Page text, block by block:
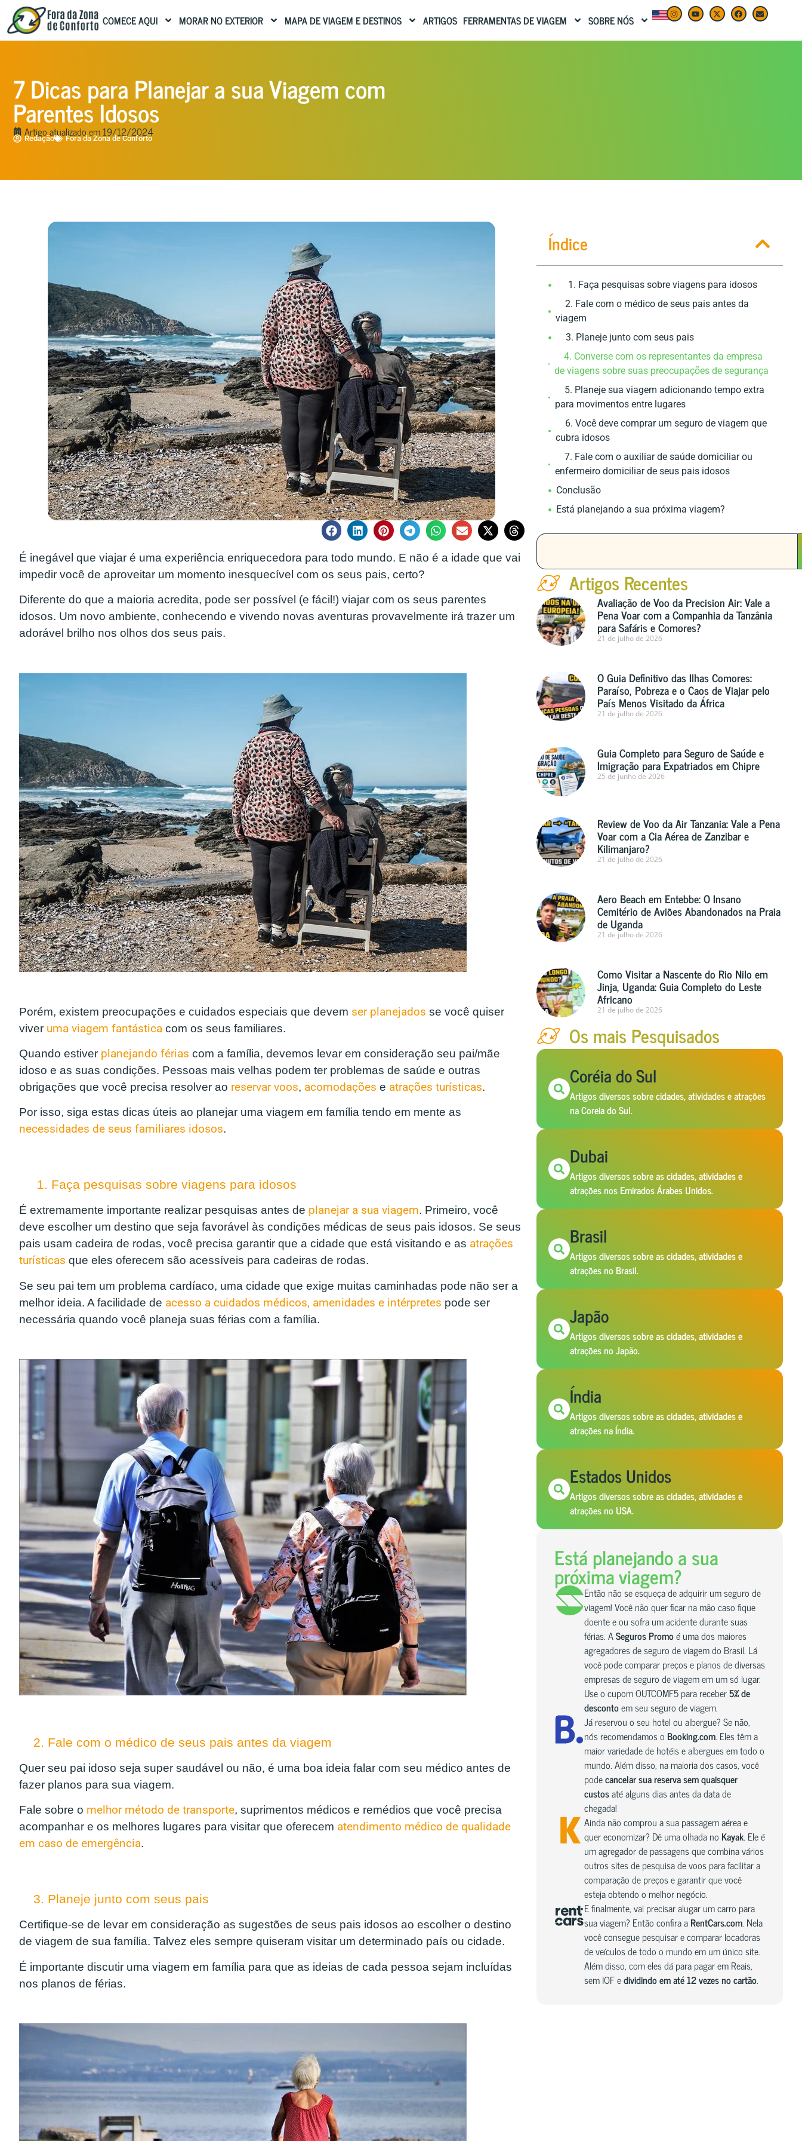
COMECE AQUI MORAR NO EXTERIOR MAPA DE VIAGEM E DESTINOS ARTIGOS FERRAMENTAS DE VIAGEM SOBRE NÓS
7 Dicas para Planejar a sua Viagem com
Parentes Idosos
Artigo atualizado em19/12/2024
Redação Fora da Zona de Conforto
É inegável que viajar é uma experiência enriquecedora para todo mundo. E não é a idade que vai
impedir você de aproveitar um momento inesquecível com os seus pais, certo?
Diferente do que a maioria acredita, pode ser possível (e fácil!) viajar com os seus parentes
idosos. Um novo ambiente, conhecendo e vivendo novas aventuras provavelmente irá trazer um
adorável brilho nos olhos dos seus pais.
Porém, existem preocupações e cuidados especiais que devem ser planejados se você quiser
viver uma viagem fantástica com os seus familiares.
Quando estiver planejando férias com a família, devemos levar em consideração seu pai/mãe
idoso e as suas condições. Pessoas mais velhas podem ter problemas de saúde e outras
obrigações que você precisa resolver ao reservar voos, acomodações e atrações turísticas.
Por isso, siga estas dicas úteis ao planejar uma viagem em família tendo em mente as
necessidades de seus familiares idosos.
1. Faça pesquisas sobre viagens para idosos
É extremamente importante realizar pesquisas antes de planejar a sua viagem. Primeiro, você
deve escolher um destino que seja favorável às condições médicas de seus pais idosos. Se seus
pais usam cadeira de rodas, você precisa garantir que a cidade que está visitando e as atrações
turísticas que eles oferecem são acessíveis para cadeiras de rodas.
Se seu pai tem um problema cardíaco, uma cidade que exige muitas caminhadas pode não ser a
melhor ideia. A facilidade de acesso a cuidados médicos, amenidades e intérpretes pode ser
necessária quando você planeja suas férias com a família.
2. Fale com o médico de seus pais antes da viagem
Quer seu pai idoso seja super saudável ou não, é uma boa ideia falar com seu médico antes de
fazer planos para sua viagem.
Fale sobre o melhor método de transporte, suprimentos médicos e remédios que você precisa
acompanhar e os melhores lugares para visitar que oferecem atendimento médico de qualidade
em caso de emergência.
3. Planeje junto com seus pais
Certifique-se de levar em consideração as sugestões de seus pais idosos ao escolher o destino
de viagem de sua família. Talvez eles sempre quiseram visitar um determinado país ou cidade.
É importante discutir uma viagem em família para que as ideias de cada pessoa sejam incluídas
nos planos de férias.
Índice
1. Faça pesquisas sobre viagens para idosos
2. Fale com o médico de seus pais antes da
viagem
3. Planeje junto com seus pais
4. Converse com os representantes da empresa
de viagens sobre suas preocupações de segurança
5. Planeje sua viagem adicionando tempo extra
para movimentos entre lugares
6. Você deve comprar um seguro de viagem que
cubra idosos
7. Fale com o auxiliar de saúde domiciliar ou
enfermeiro domiciliar de seus pais idosos
Conclusão
Está planejando a sua próxima viagem?
Artigos Recentes
Avaliação de Voo da Precision Air: Vale a
Pena Voar com a Companhia da Tanzânia
para Safáris e Comores?
21 de julho de 2026
O Guia Definitivo das Ilhas Comores:
Paraíso, Pobreza e o Caos de Viajar pelo
País Menos Visitado da África
21 de julho de 2026
Guia Completo para Seguro de Saúde e
Imigração para Expatriados em Chipre
25 de junho de 2026
Review de Voo da Air Tanzania: Vale a Pena
Voar com a Cia Aérea de Zanzibar e
Kilimanjaro?
21 de julho de 2026
Aero Beach em Entebbe: O Insano
Cemitério de Aviões Abandonados na Praia
de Uganda
21 de julho de 2026
Como Visitar a Nascente do Rio Nilo em
Jinja, Uganda: Guia Completo do Leste
Africano
21 de julho de 2026
Os mais Pesquisados
Coréia do Sul
Artigos diversos sobre cidades, atividades e atrações
na Coreia do Sul.
Dubai
Artigos diversos sobre as cidades, atividades e
atrações nos Emirados Árabes Unidos.
Brasil
Artigos diversos sobre as cidades, atividades e
atrações no Brasil.
Japão
Artigos diversos sobre as cidades, atividades e
atrações no Japão.
Índia
Artigos diversos sobre as cidades, atividades e
atrações na Índia.
Estados Unidos
Artigos diversos sobre as cidades, atividades e
atrações no USA.
Está planejando a sua
próxima viagem?
Então não se esqueça de adquirir um seguro de
viagem! Você não quer ficar na mão caso fique
doente e ou sofra um acidente durante suas
férias. ASeguros Promoé uma dos maiores
agregadores de seguro de viagem do Brasil. Lá
você pode comparar preços e planos de diversas
empresas de seguro de viagem em um só lugar.
Use o cupom OUTCOMF5 para receber5% de
descontoem seu seguro de viagem.
Já reservou o seu hotel ou albergue? Se não,
nós recomendamos o Booking.com. Eles têm a
maior variedade de hotéis e albergues em todo o
mundo. Além disso, na maioria dos casos, você
podecancelar sua reserva sem quaisquer
custosaté alguns dias antes da data de
chegada!
Ainda não comprou a sua passagem aérea e
quer economizar? Dê uma olhada no Kayak. Ele é
um agregador de passagens que combina vários
outros sites de pesquisa de voos para facilitar a
comparação de preços e garantir que você
esteja obtendo o melhor negócio.
E finalmente, vai precisar alugar um carro para
sua viagem? Então confira aRentCars.com. Nela
você consegue pesquisar e comparar locadoras
de veículos de todo o mundo em um único site.
Além disso, com eles dá para pagar em Reais,
sem IOF edividindo em até 12 vezes no cartão.